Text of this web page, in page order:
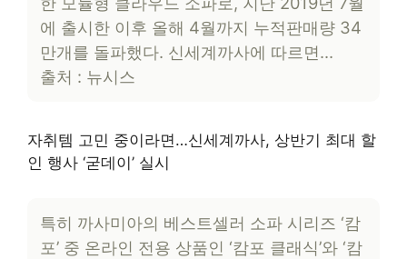
에 출시한 이후 올해 4월까지 누적판매량 34
만개를 돌파했다. 신세계까사에 따르면…
출처 : 뉴시스
자취템 고민 중이라면…신세계까사, 상반기 최대 할
인 행사 ‘굳데이’ 실시
특히 까사미아의 베스트셀러 소파 시리즈 ‘캄
포’ 중 온라인 전용 상품인 ‘캄포 클래식’와 ‘캄